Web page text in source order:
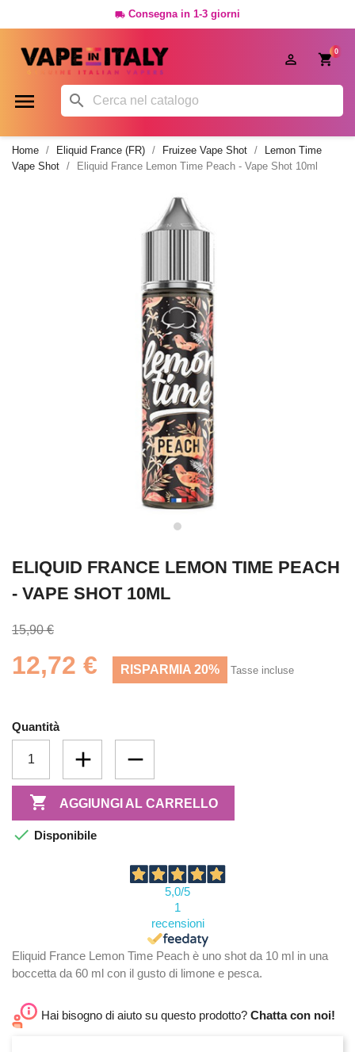
 Consegna in 1-3 giorni
0

 
Home Eliquid France (FR) Fruizee Vape Shot
Lemon Time
Vape Shot
Eliquid France Lemon Time Peach - Vape Shot 10ml
ELIQUID FRANCE LEMON TIME PEACH
- VAPE SHOT 10ML
15,90 €
12,72 € RISPARMIA 20% Tasse incluse
Quantità
 AGGIUNGI AL CARRELLO
 Disponibile
5,0/5
1
recensioni
Eliquid France Lemon Time Peach è uno shot da 10 ml in una
boccetta da 60 ml con il gusto di limone e pesca.
Hai bisogno di aiuto su questo prodotto? Chatta con noi!